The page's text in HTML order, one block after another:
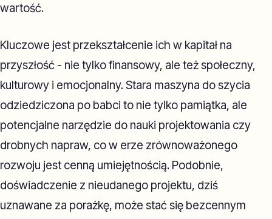
wartość.
Kluczowe jest przekształcenie ich w kapitał na
przyszłość - nie tylko finansowy, ale też społeczny,
kulturowy i emocjonalny. Stara maszyna do szycia
odziedziczona po babci to nie tylko pamiątka, ale
potencjalne narzędzie do nauki projektowania czy
drobnych napraw, co w erze zrównoważonego
rozwoju jest cenną umiejętnością. Podobnie,
doświadczenie z nieudanego projektu, dziś
uznawane za porażkę, może stać się bezcennym